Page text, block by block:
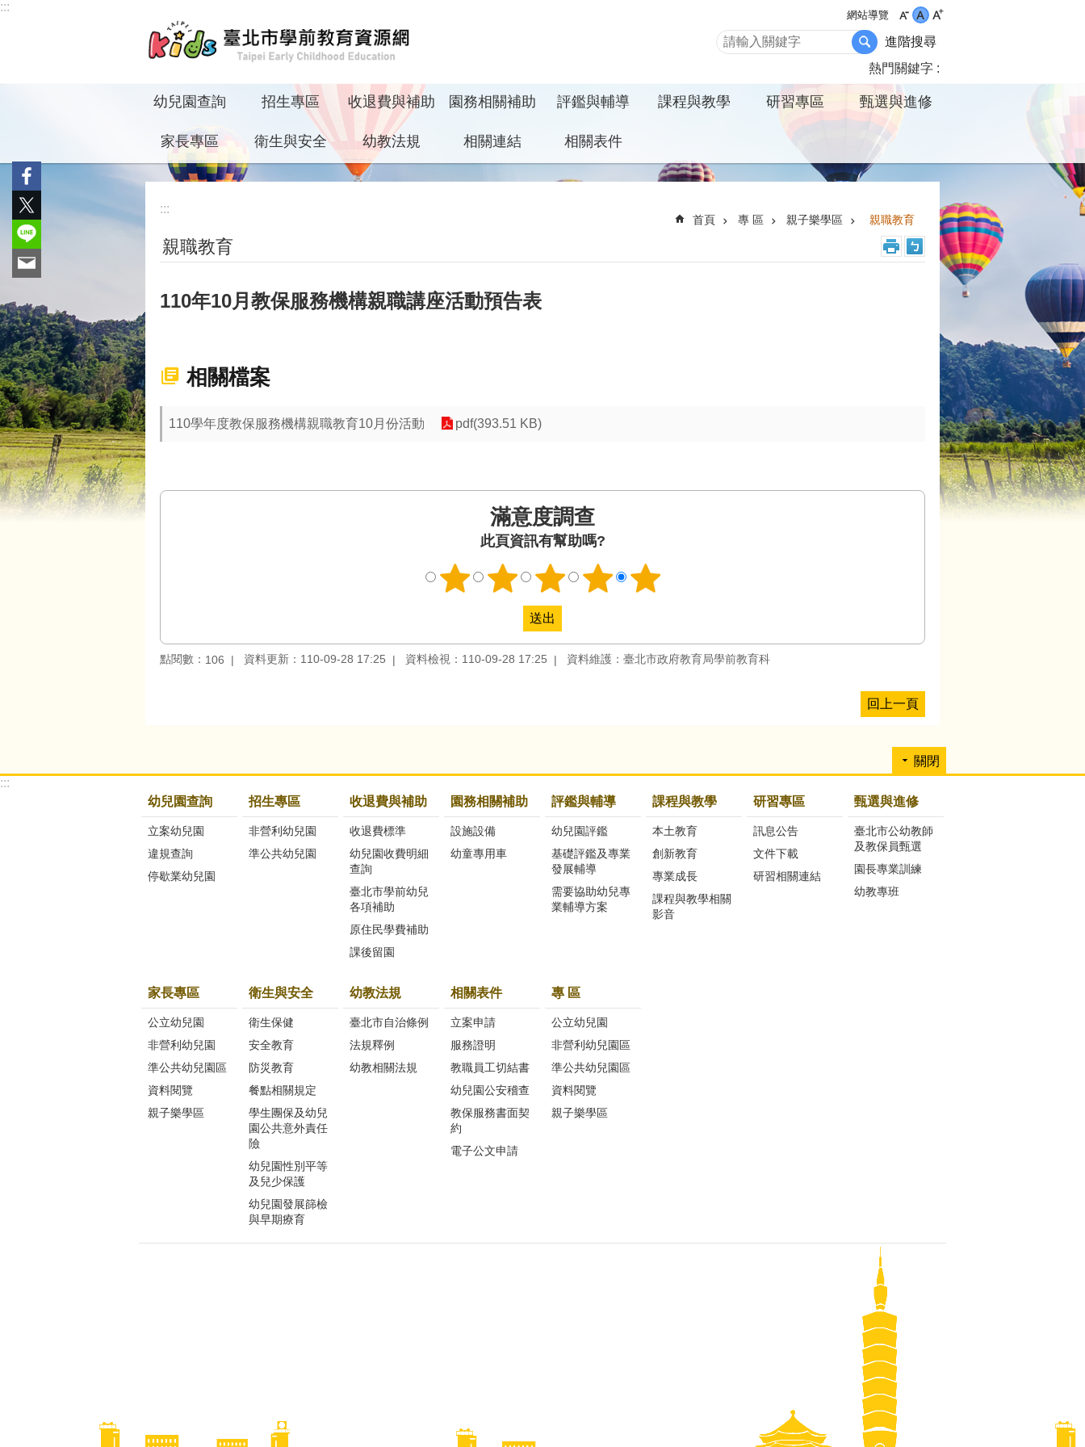
跳到主要內容區塊
:::
網站導覽
進階搜尋
熱門關鍵字
幼兒園查詢 招生專區 收退費與補助 園務相關補助 評鑑與輔導 課程與教學 研習專區 甄選與進修
家長專區 衛生與安全 幼教法規 相關連結 相關表件
:::
首頁 專 區 親子樂學區 親職教育
親職教育
110年10月教保服務機構親職講座活動預告表
相關檔案
110學年度教保服務機構親職教育10月份活動 pdf(393.51 KB)
滿意度調查
此頁資訊有幫助嗎?
點閱數： 106 資料更新：110-09-28 17:25 資料檢視：110-09-28 17:25 資料維護：臺北市政府教育局學前教育科
回上一頁
關閉
:::
幼兒園查詢
立案幼兒園
違規查詢
停歇業幼兒園
招生專區
非營利幼兒園
準公共幼兒園
收退費與補助
收退費標準
幼兒園收費明細
查詢
臺北市學前幼兒
各項補助
原住民學費補助
課後留園
園務相關補助
設施設備
幼童專用車
評鑑與輔導
幼兒園評鑑
基礎評鑑及專業
發展輔導
需要協助幼兒專
業輔導方案
課程與教學
本土教育
創新教育
專業成長
課程與教學相關
影音
研習專區
訊息公告
文件下載
研習相關連結
甄選與進修
臺北市公幼教師
及教保員甄選
園長專業訓練
幼教專班
家長專區
公立幼兒園
非營利幼兒園
準公共幼兒園區
資料閱覽
親子樂學區
衛生與安全
衛生保健
安全教育
防災教育
餐點相關規定
學生團保及幼兒
園公共意外責任
險
幼兒園性別平等
及兒少保護
幼兒園發展篩檢
與早期療育
幼教法規
臺北市自治條例
法規釋例
幼教相關法規
相關表件
立案申請
服務證明
教職員工切結書
幼兒園公安稽查
教保服務書面契
約
電子公文申請
專 區
公立幼兒園
非營利幼兒園區
準公共幼兒園區
資料閱覽
親子樂學區